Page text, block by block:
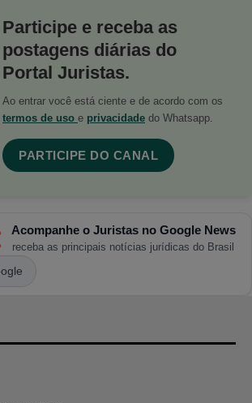
Participe e receba as
postagens diárias do
Portal Juristas.
Ao entrar você está ciente e de acordo com os
termos de uso e privacidade do Whatsapp.
PARTICIPE DO CANAL
Acompanhe o Juristas no Google News
receba as principais notícias jurídicas do Brasil